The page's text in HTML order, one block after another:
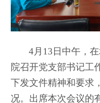
4月13日中午，
院召开党支部书记工
下发文件精神和要求
况。出席本次会议的